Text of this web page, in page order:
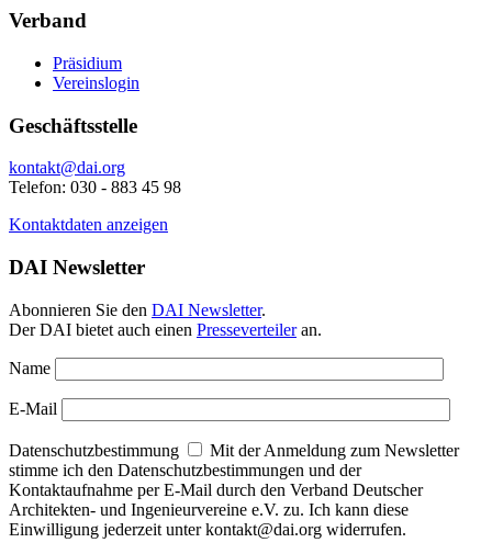
Verband
Präsidium
Vereinslogin
Geschäftsstelle
kontakt@dai.org
Telefon: 030 - 883 45 98
Kontaktdaten anzeigen
DAI Newsletter
Abonnieren Sie den DAI Newsletter.
Der DAI bietet auch einen Presseverteileran.
Name
E-Mail
Datenschutzbestimmung
Mit der Anmeldung zum Newsletter
stimme ich den Datenschutzbestimmungen und der
Kontaktaufnahme per E-Mail durch den Verband Deutscher
Architekten- und Ingenieurvereine e.V. zu. Ich kann diese
Einwilligung jederzeit unter kontakt@dai.org widerrufen.